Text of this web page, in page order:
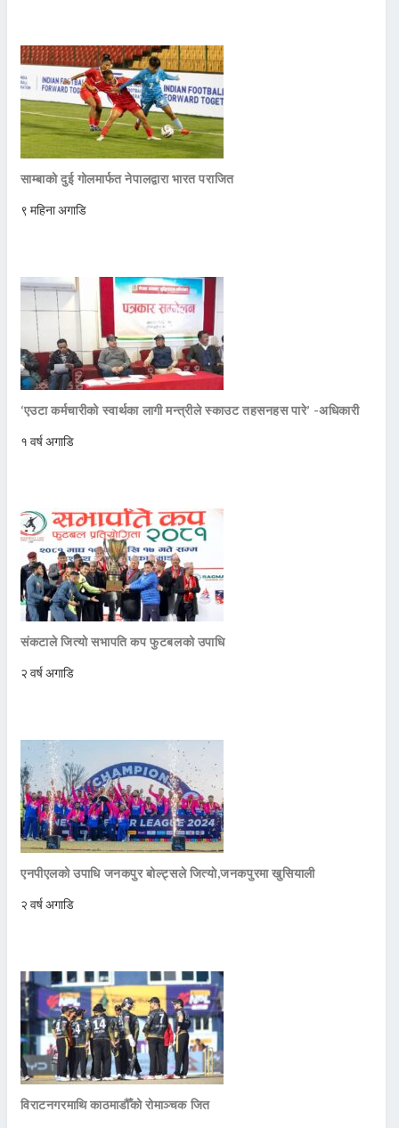
साम्बाको दुई गोलमार्फत नेपालद्वारा भारत पराजित
९ महिना अगाडि
‘एउटा कर्मचारीको स्वार्थका लागी मन्त्रीले स्काउट तहसनहस पारे’ -अधिकारी
१ वर्ष अगाडि
संकटाले जित्यो सभापति कप फुटबलको उपाधि
२ वर्ष अगाडि
एनपीएलको उपाधि जनकपुर बोल्ट्सले जित्याे,जनकपुरमा खुसियाली
२ वर्ष अगाडि
विराटनगरमाथि काठमाडौँको रोमाञ्चक जित